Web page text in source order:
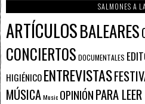
SALMONES A
ARTÍCULOSBALEARES
CONCIERTOS DOCUMENTALES
HIGIÉNICOENTREVISTAS
MÚSICAMusic OPINIÓNPARA